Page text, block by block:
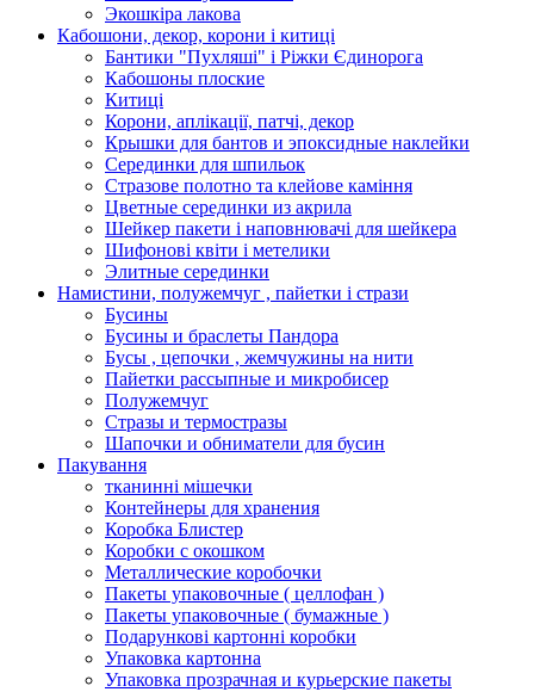
Экошкiра лакова
Кабошони, декор, корони і китиці
Бантики "Пухляші" і Ріжки Єдинорога
Кабошоны плоские
Китиці
Корони, аплікації, патчі, декор
Крышки для бантов и эпоксидные наклейки
Серединки для шпильок
Стразове полотно та клейове каміння
Цветные серединки из акрила
Шейкер пакети і наповнювачі для шейкера
Шифонові квіти і метелики
Элитные серединки
Намистини, полужемчуг , пайетки і стрази
Бусины
Бусины и браслеты Пандора
Бусы , цепочки , жемчужины на нити
Пайетки рассыпные и микробисер
Полужемчуг
Стразы и термостразы
Шапочки и обниматели для бусин
Пакування
тканинні мішечки
Контейнеры для хранения
Коробка Блистер
Коробки с окошком
Металлические коробочки
Пакеты упаковочные ( целлофан )
Пакеты упаковочные ( бумажные )
Подарункові картонні коробки
Упаковка картонна
Упаковка прозрачная и курьерские пакеты